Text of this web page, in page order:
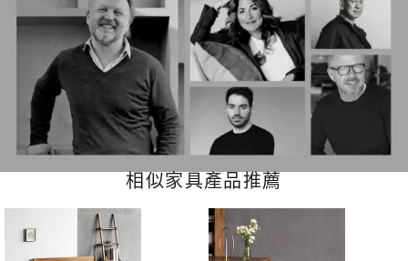
相似家具產品推薦